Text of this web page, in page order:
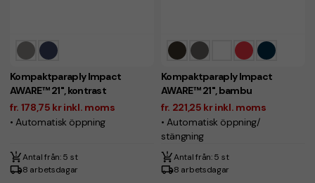
Kompaktparaply Impact
AWARE™ 21", kontrast
fr. 178,75 kr inkl. moms
• Automatisk öppning
Antal från: 5 st
8 arbetsdagar
Kompaktparaply Impact
AWARE™ 21", bambu
fr. 221,25 kr inkl. moms
• Automatisk öppning/
stängning
Antal från: 5 st
8 arbetsdagar